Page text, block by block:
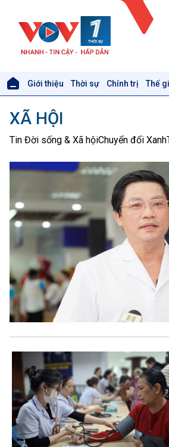
Giới thiệu Thời sự Chính trị Thế
Thời
Thời
Bản
Theo
Xã hội
Tin Đời sống & Xã hội
360 độ Sức khỏe
Chuyển đổi Xanh
Tài nguyên và Môi trường
Chuyên gia của bạn
Khoa
Tin
Kết
VOV1 đặc biệt
Thanh âm ký sự
Chân dung cuộc sống
Các chương trình đặc biệt
XÃ HỘI
Tin Đời sống & Xã hộiChuyển đổi Xanh